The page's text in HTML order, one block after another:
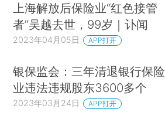
上海解放后保险业“红色接管
者”吴越去世，99岁｜讣闻
2023年04月05日 APP打开
银保监会：三年清退银行保险
业违法违规股东3600多个
2023年03月24日 APP打开